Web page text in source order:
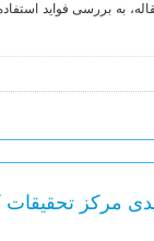
بررسی فواید استفاده
مرکز تحقیقات